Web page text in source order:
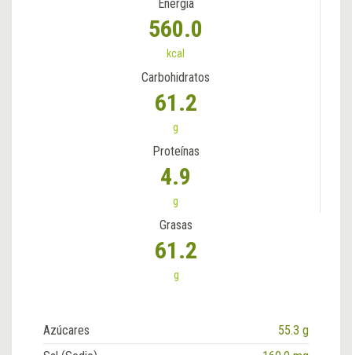
Energía
560.0
kcal
Carbohidratos
61.2
g
Proteínas
4.9
g
Grasas
61.2
g
Azúcares
55.3 g